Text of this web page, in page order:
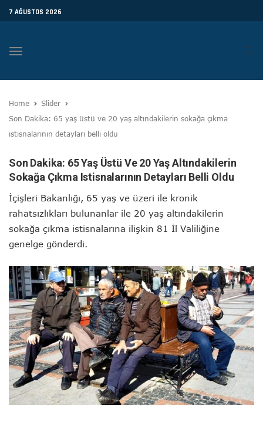
7 AĞUSTOS 2026
Toggle
Home
Slider
Son Dakika: 65 yaş üstü ve 20 yaş altındakilerin sokağa çıkma
istisnalarının detayları belli oldu
Son Dakika: 65 Yaş Üstü Ve 20 Yaş Altındakilerin
Sokağa Çıkma Istisnalarının Detayları Belli Oldu
İçişleri Bakanlığı, 65 yaş ve üzeri ile kronik
rahatsızlıkları bulunanlar ile 20 yaş altındakilerin
sokağa çıkma istisnalarına ilişkin 81 İl Valiliğine
genelge gönderdi.